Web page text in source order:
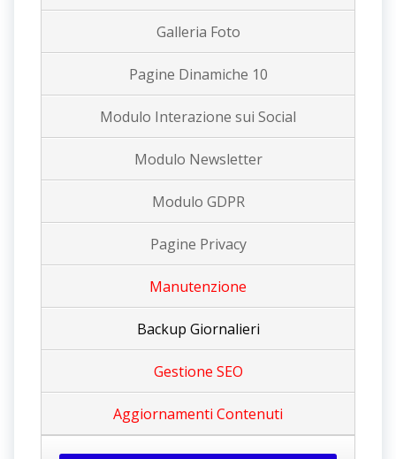
Galleria Foto
Pagine Dinamiche 10
Modulo Interazione sui Social
Modulo Newsletter
Modulo GDPR
Pagine Privacy
Manutenzione
Backup Giornalieri
Gestione SEO
Aggiornamenti Contenuti